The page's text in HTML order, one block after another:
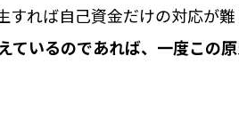
れば自己資金だけの対応が
ているのであれば、一度この